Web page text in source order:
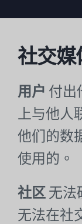
社交媒
用户 付出
上与他
他们的数
使用的。
社区 无法
无法在社